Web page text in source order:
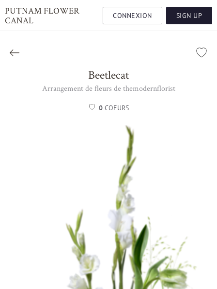
PUTNAM FLOWER
CANAL
CONNEXION SIGN UP
Beetlecat
Arrangement de fleurs de themodernflorist
0COEURS